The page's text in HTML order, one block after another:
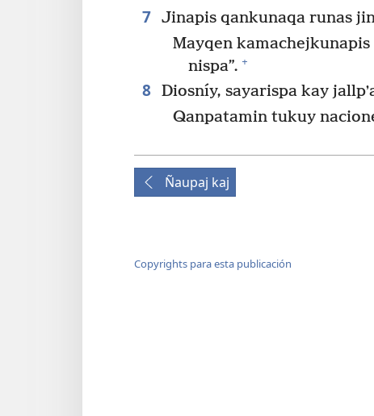
7 Jinapis qankunaqa runas
Mayqen
nispa”. +
8 Diosníy, sayarispa kay
Qanpatamin tukuy
Ñaupaj kaj
Copyrights para esta publicación